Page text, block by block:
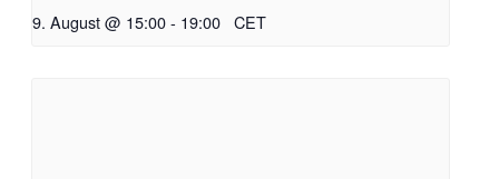
9. August @ 15:00- 19:00 CET